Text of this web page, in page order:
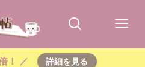
！ ／ 詳細を見る